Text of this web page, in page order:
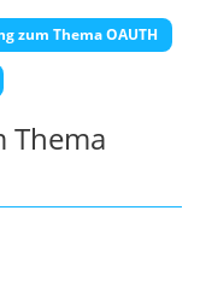
zum Thema OAUTH
Thema